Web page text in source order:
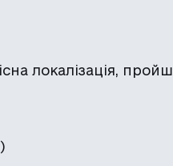
локалізація,